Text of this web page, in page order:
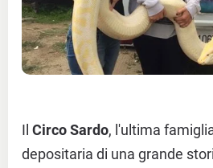
Il Circo Sardo, l'ultima
depositaria di una grande